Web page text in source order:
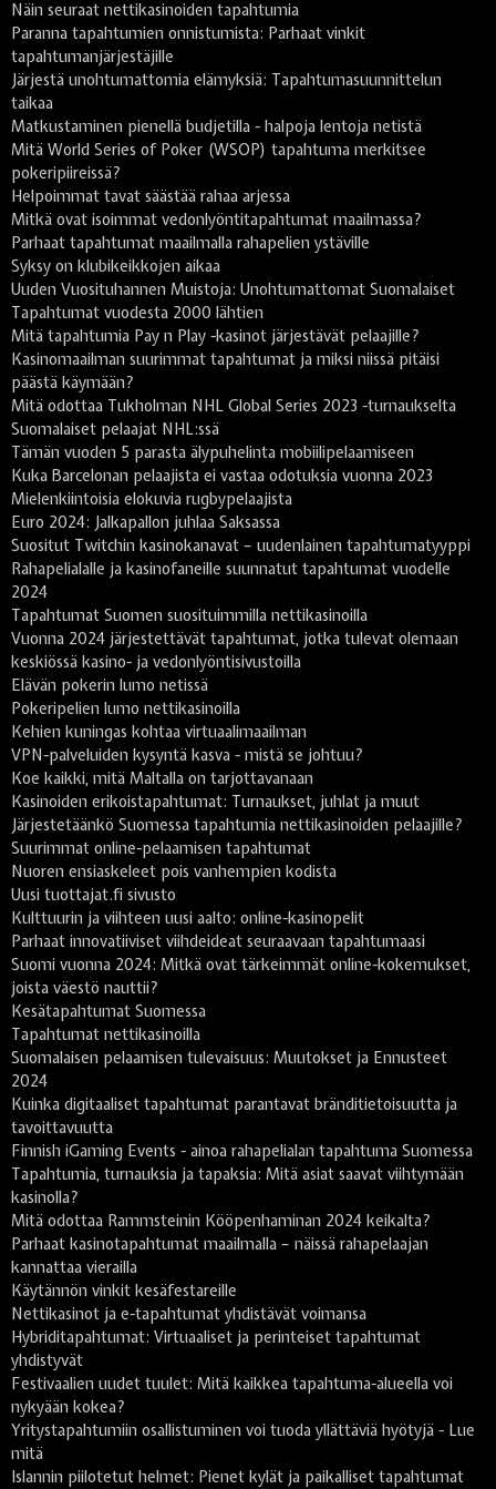
Näin seuraat nettikasinoiden tapahtumia
Paranna tapahtumien onnistumista: Parhaat vinkit
tapahtumanjärjestäjille
Järjestä unohtumattomia elämyksiä: Tapahtumasuunnittelun
taikaa
Matkustaminen pienellä budjetilla - halpoja lentoja netistä
Mitä World Series of Poker (WSOP) tapahtuma merkitsee
pokeripiireissä?
Helpoimmat tavat säästää rahaa arjessa
Mitkä ovat isoimmat vedonlyöntitapahtumat maailmassa?
Parhaat tapahtumat maailmalla rahapelien ystäville
Syksy on klubikeikkojen aikaa
Uuden Vuosituhannen Muistoja: Unohtumattomat Suomalaiset
Tapahtumat vuodesta 2000 lähtien
Mitä tapahtumia Pay n Play -kasinot järjestävät pelaajille?
Kasinomaailman suurimmat tapahtumat ja miksi niissä pitäisi
päästä käymään?
Mitä odottaa Tukholman NHL Global Series 2023 -turnaukselta
Suomalaiset pelaajat NHL:ssä
Tämän vuoden 5 parasta älypuhelinta mobiilipelaamiseen
Kuka Barcelonan pelaajista ei vastaa odotuksia vuonna 2023
Mielenkiintoisia elokuvia rugbypelaajista
Euro 2024: Jalkapallon juhlaa Saksassa
Suositut Twitchin kasinokanavat – uudenlainen tapahtumatyyppi
Rahapelialalle ja kasinofaneille suunnatut tapahtumat vuodelle
2024
Tapahtumat Suomen suosituimmilla nettikasinoilla
Vuonna 2024 järjestettävät tapahtumat, jotka tulevat olemaan
keskiössä kasino- ja vedonlyöntisivustoilla
Elävän pokerin lumo netissä
Pokeripelien lumo nettikasinoilla
Kehien kuningas kohtaa virtuaalimaailman
VPN-palveluiden kysyntä kasva - mistä se johtuu?
Koe kaikki, mitä Maltalla on tarjottavanaan
Kasinoiden erikoistapahtumat: Turnaukset, juhlat ja muut
Järjestetäänkö Suomessa tapahtumia nettikasinoiden pelaajille?
Suurimmat online-pelaamisen tapahtumat
Nuoren ensiaskeleet pois vanhempien kodista
Uusi tuottajat.fi sivusto
Kulttuurin ja viihteen uusi aalto: online-kasinopelit
Parhaat innovatiiviset viihdeideat seuraavaan tapahtumaasi
Suomi vuonna 2024: Mitkä ovat tärkeimmät online-kokemukset,
joista väestö nauttii?
Kesätapahtumat Suomessa
Tapahtumat nettikasinoilla
Suomalaisen pelaamisen tulevaisuus: Muutokset ja Ennusteet
2024
Kuinka digitaaliset tapahtumat parantavat bränditietoisuutta ja
tavoittavuutta
Finnish iGaming Events - ainoa rahapelialan tapahtuma Suomessa
Tapahtumia, turnauksia ja tapaksia: Mitä asiat saavat viihtymään
kasinolla?
Mitä odottaa Rammsteinin Kööpenhaminan 2024 keikalta?
Parhaat kasinotapahtumat maailmalla – näissä rahapelaajan
kannattaa vierailla
Käytännön vinkit kesäfestareille
Nettikasinot ja e-tapahtumat yhdistävät voimansa
Hybriditapahtumat: Virtuaaliset ja perinteiset tapahtumat
yhdistyvät
Festivaalien uudet tuulet: Mitä kaikkea tapahtuma-alueella voi
nykyään kokea?
Yritystapahtumiin osallistuminen voi tuoda yllättäviä hyötyjä - Lue
mitä
Islannin piilotetut helmet: Pienet kylät ja paikalliset tapahtumat